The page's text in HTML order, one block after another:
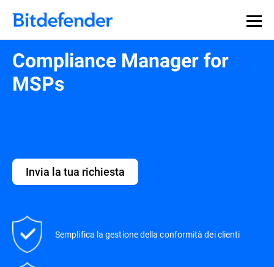
Compliance Manager for
MSPs
Invia la tua richiesta
Semplifica la gestione della conformità dei clienti